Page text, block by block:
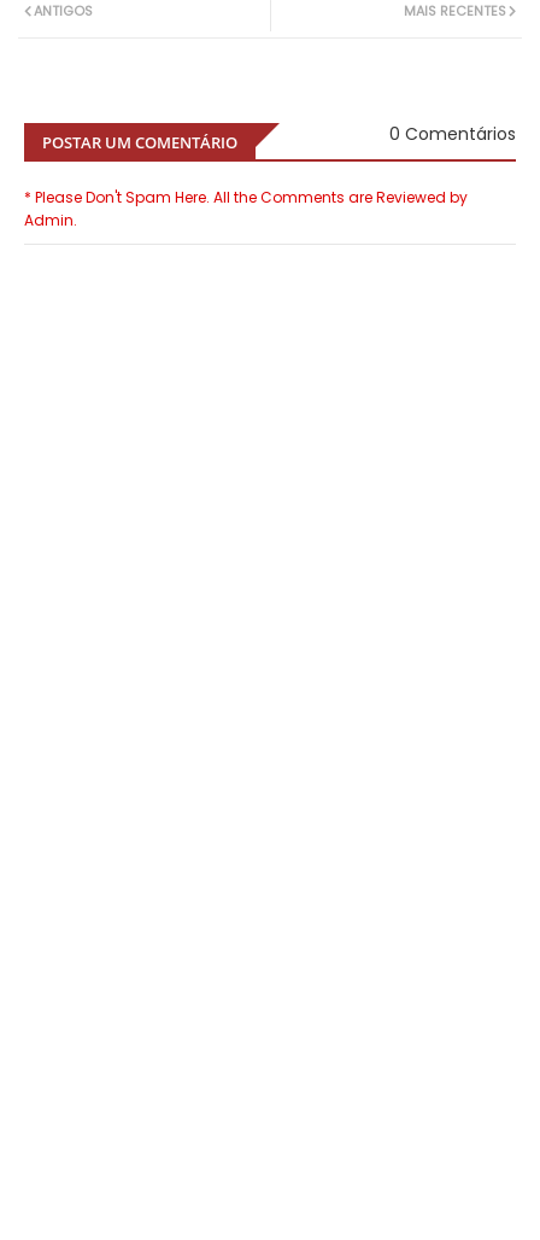
MAIS RECENTES
ANTIGOS
POSTAR UM COMENTÁRIO 0 Comentários
* Please Don't Spam Here. All the Comments are Reviewed by
Admin.